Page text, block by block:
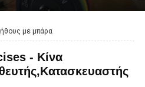
με μπάρα
- Κίνα